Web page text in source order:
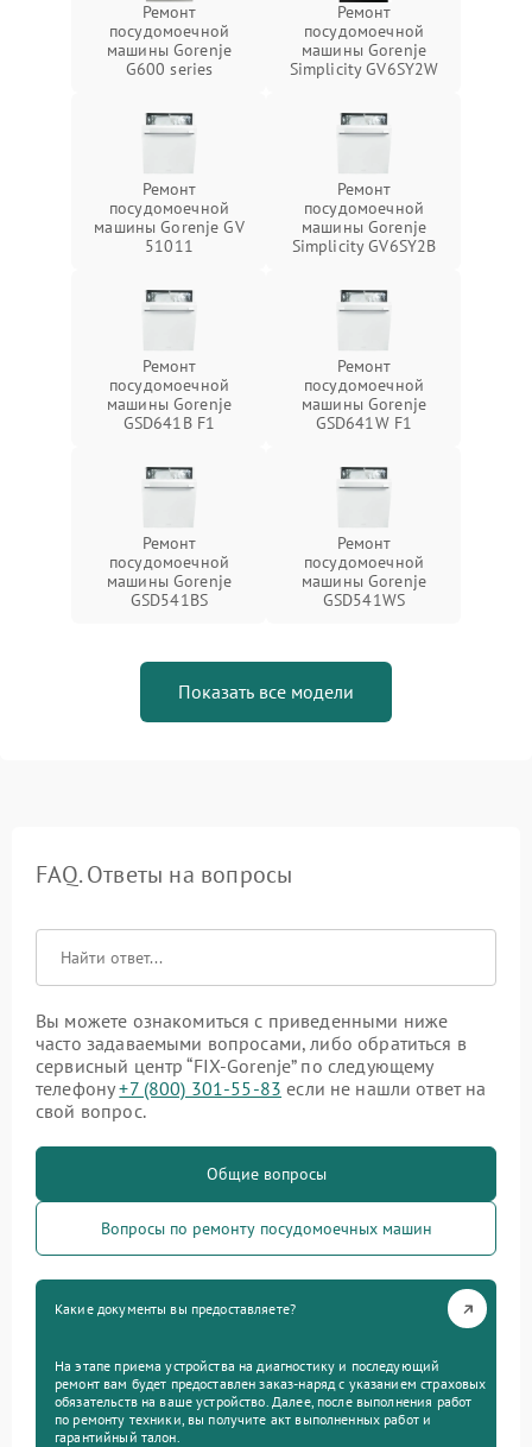
Ремонт
посудомоечной
машины Gorenje
G600 series
Ремонт
посудомоечной
машины Gorenje
Simplicity GV6SY2W
Ремонт
посудомоечной
машины Gorenje GV
51011
Ремонт
посудомоечной
машины Gorenje
Simplicity GV6SY2B
Ремонт
посудомоечной
машины Gorenje
GSD641B F1
Ремонт
посудомоечной
машины Gorenje
GSD641W F1
Ремонт
посудомоечной
машины Gorenje
GSD541BS
Ремонт
посудомоечной
машины Gorenje
GSD541WS
Показать все модели
FAQ. Ответы на вопросы
Вы можете ознакомиться с приведенными ниже
часто задаваемыми вопросами, либо обратиться в
сервисный центр “FIX-Gorenje” по следующему
телефону+7 (800) 301-55-83 если не нашли ответ на
свой вопрос.
Общие вопросы
Вопросы по ремонту посудомоечных машин
Какие документы вы предоставляете?
На этапе приема устройства на диагностику и последующий
ремонт вам будет предоставлен заказ-наряд с указанием страховых
обязательств на ваше устройство. Далее, после выполнения работ
по ремонту техники, вы получите акт выполненных работ и
гарантийный талон.